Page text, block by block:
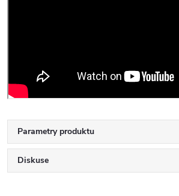
Parametry produktu
Diskuse